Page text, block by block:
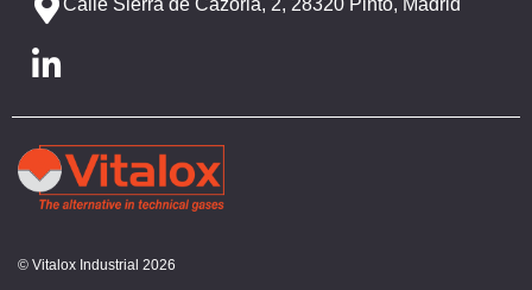
© Vitalox Industrial 2026